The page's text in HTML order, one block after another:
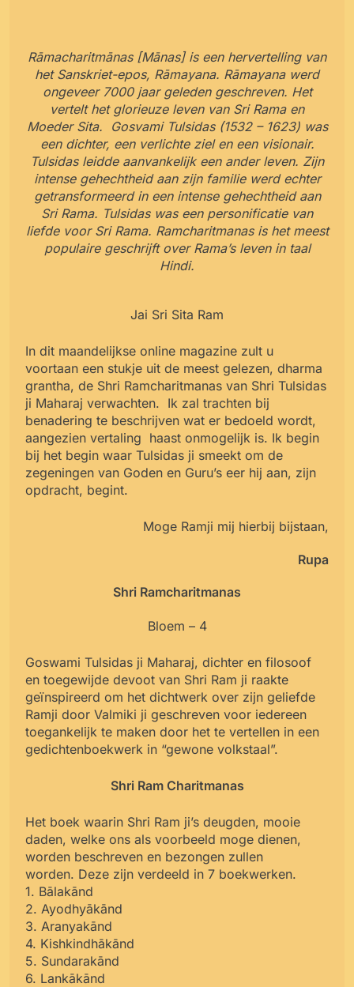
Rāmacharitmānas [Mānas] is een hervertelling van
het Sanskriet-epos, Rāmayana. Rāmayana werd
ongeveer 7000 jaar geleden geschreven. Het
vertelt het glorieuze leven van Sri Rama en
Moeder Sita. Gosvami Tulsidas (1532 – 1623) was
een dichter, een verlichte ziel en een visionair.
Tulsidas leidde aanvankelijk een ander leven. Zijn
intense gehechtheid aan zijn familie werd echter
getransformeerd in een intense gehechtheid aan
Sri Rama. Tulsidas was een personificatie van
liefde voor Sri Rama. Ramcharitmanas is het meest
populaire geschrijft over Rama’s leven in taal
Hindi.
Jai Sri Sita Ram
In dit maandelijkse online magazine zult u
voortaan een stukje uit de meest gelezen, dharma
grantha, de Shri Ramcharitmanas van Shri Tulsidas
ji Maharaj verwachten. Ik zal trachten bij
benadering te beschrijven wat er bedoeld wordt,
aangezien vertaling haast onmogelijk is. Ik begin
bij het begin waar Tulsidas ji smeekt om de
zegeningen van Goden en Guru’s eer hij aan, zijn
opdracht, begint.
Moge Ramji mij hierbij bijstaan,
Rupa
Shri Ramcharitmanas
Bloem – 4
Goswami Tulsidas ji Maharaj, dichter en filosoof
en toegewijde devoot van Shri Ram ji raakte
geïnspireerd om het dichtwerk over zijn geliefde
Ramji door Valmiki ji geschreven voor iedereen
toegankelijk te maken door het te vertellen in een
gedichtenboekwerk in “gewone volkstaal”.
Shri Ram Charitmanas
Het boek waarin Shri Ram ji’s deugden, mooie
daden, welke ons als voorbeeld moge dienen,
worden beschreven en bezongen zullen
worden. Deze zijn verdeeld in 7 boekwerken.
1. Bālakānd
2. Ayodhyākānd
3. Aranyakānd
4. Kishkindhākānd
5. Sundarakānd
6. Lankākānd